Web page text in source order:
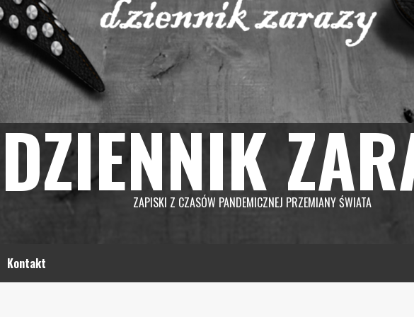
DZIENNIK
ZAPISKI Z CZASÓW PANDEMICZNEJ PRZEMIANY ŚWIATA
Kontakt